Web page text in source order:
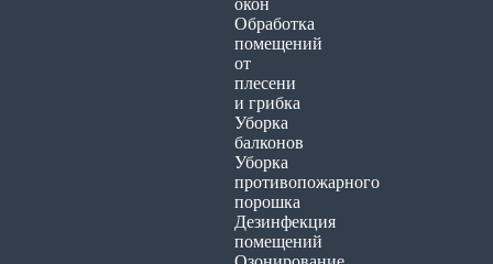
окон
Обработка
помещений
от
плесени
и грибка
Уборка
балконов
Уборка
противопожарного
порошка
Дезинфекция
помещений